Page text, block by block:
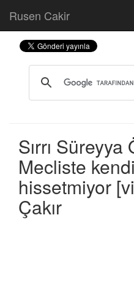
Rusen Cakir
Sırrı
Mecliste
hissetmiyor
Çakır